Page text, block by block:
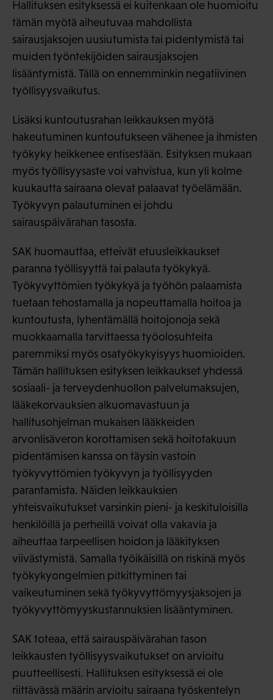
Hallituksen esityksessä ei kuitenkaan ole huomioitu
tämän myötä aiheutuvaa mahdollista
sairausjaksojen uusiutumista tai pidentymistä tai
muiden työntekijöiden sairausjaksojen
lisääntymistä. Tällä on ennemminkin negatiivinen
työllisyysvaikutus.
Lisäksi kuntoutusrahan leikkauksen myötä
hakeutuminen kuntoutukseen vähenee ja ihmisten
työkyky heikkenee entisestään. Esityksen mukaan
myös työllisyysaste voi vahvistua, kun yli kolme
kuukautta sairaana olevat palaavat työelämään.
Työkyvyn palautuminen ei johdu
sairauspäivärahan tasosta.
SAK huomauttaa, etteivät etuusleikkaukset
paranna työllisyyttä tai palauta työkykyä.
Työkyvyttömien työkykyä ja työhön palaamista
tuetaan tehostamalla ja nopeuttamalla hoitoa ja
kuntoutusta, lyhentämällä hoitojonoja sekä
muokkaamalla tarvittaessa työolosuhteita
paremmiksi myös osatyökykyisyys huomioiden.
Tämän hallituksen esityksen leikkaukset yhdessä
sosiaali- ja terveydenhuollon palvelumaksujen,
lääkekorvauksien alkuomavastuun ja
hallitusohjelman mukaisen lääkkeiden
arvonlisäveron korottamisen sekä hoitotakuun
pidentämisen kanssa on täysin vastoin
työkyvyttömien työkyvyn ja työllisyyden
parantamista. Näiden leikkauksien
yhteisvaikutukset varsinkin pieni- ja keskituloisilla
henkilöillä ja perheillä voivat olla vakavia ja
aiheuttaa tarpeellisen hoidon ja lääkityksen
viivästymistä. Samalla työikäisillä on riskinä myös
työkykyongelmien pitkittyminen tai
vaikeutuminen sekä työkyvyttömyysjaksojen ja
työkyvyttömyyskustannuksien lisääntyminen.
SAK toteaa, että sairauspäivärahan tason
leikkausten työllisyysvaikutukset on arvioitu
puutteellisesti. Hallituksen esityksessä ei ole
riittävässä määrin arvioitu sairaana työskentelyn